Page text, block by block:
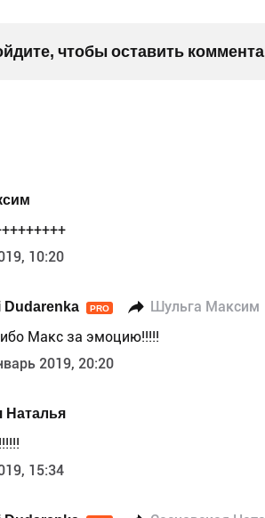
чтобы оставить
10:20
Dudarenka PRO Шульга Максим
Макс за эмоцию!!!!!
2019, 20:20
Наталья
15:34